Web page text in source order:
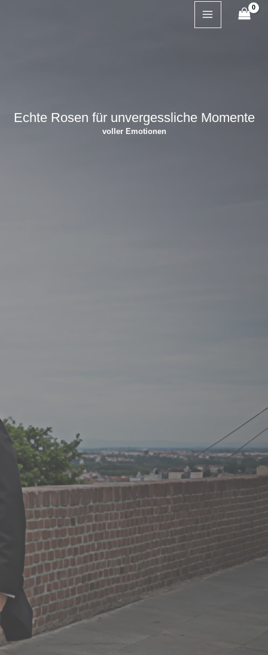
Echte Rosen für unvergessliche Momente
voller Emotionen